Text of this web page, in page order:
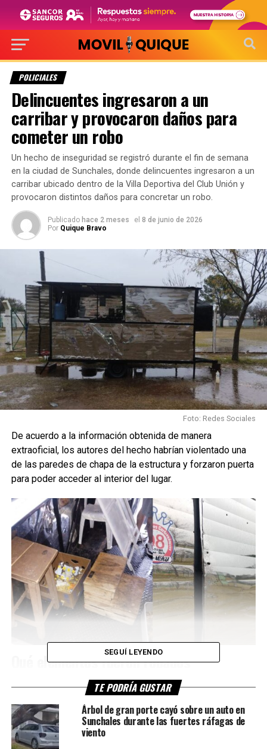
POLICIALES
Delincuentes ingresaron a un
carribar y provocaron daños para
cometer un robo
Un hecho de inseguridad se registró durante el fin de semana
en la ciudad de Sunchales, donde delincuentes ingresaron a un
carribar ubicado dentro de la Villa Deportiva del Club Unión y
provocaron distintos daños para concretar un robo.
Publicado hace 2 meses el 8 de junio de 2026
Por Quique Bravo
Foto: Redes Sociales
De acuerdo a la información obtenida de manera
extraoficial, los autores del hecho habrían violentado una
de las paredes de chapa de la estructura y forzaron puerta
para poder acceder al interior del lugar.
Qué elementos fueron robados
Hasta el momento no trascendió oficialmente qué
elementos fueron sustraídos, aunque se trataría de
objetos relacionados con la actividad gastronómica del
carribar. El faltante aún se encuentra siendo verificado por
los responsables del emprendimiento.
SEGUÍ LEYENDO
TE PODRÍA GUSTAR
Árbol de gran porte cayó sobre un auto en
Sunchales durante las fuertes ráfagas de
viento